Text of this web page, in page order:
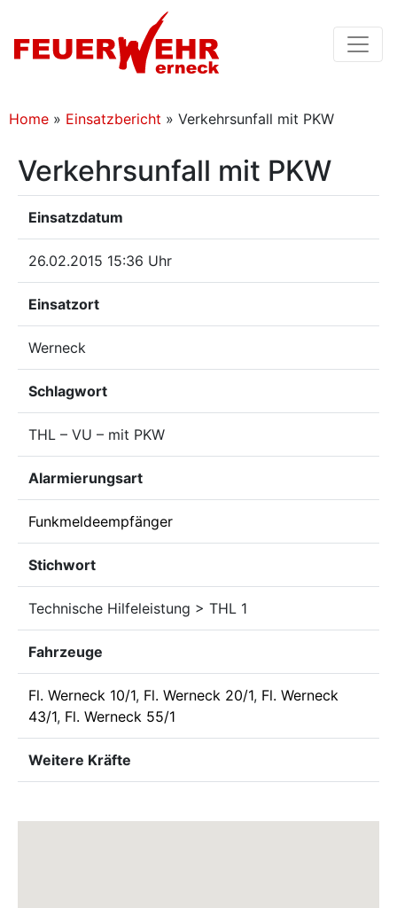
Home » Einsatzbericht » Verkehrsunfall mit PKW
Verkehrsunfall mit PKW
Einsatzdatum
26.02.2015 15:36 Uhr
Einsatzort
Werneck
Schlagwort
THL – VU – mit PKW
Alarmierungsart
Funkmeldeempfänger
Stichwort
Technische Hilfeleistung > THL 1
Fahrzeuge
Fl. Werneck 10/1, Fl. Werneck 20/1, Fl. Werneck
43/1, Fl. Werneck 55/1
Weitere Kräfte